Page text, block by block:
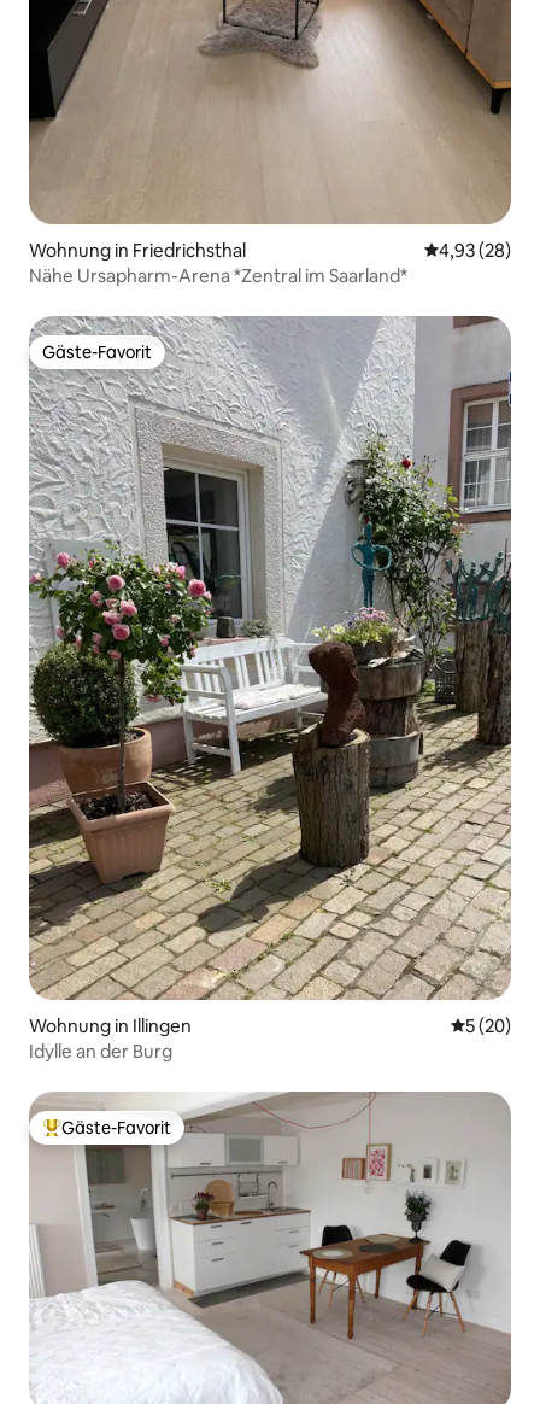
Wohnung in Friedrichsthal
4,93 (28)
Nähe Ursapharm-Arena *Zentral im Saarland*
Gäste-Favorit
Gäste-Favorit
Wohnung in Illingen
5 (20)
Idylle an der Burg
Beliebter Gäste-Favorit.
Gäste-Favorit